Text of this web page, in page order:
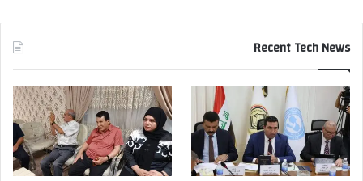
Recent Tech News